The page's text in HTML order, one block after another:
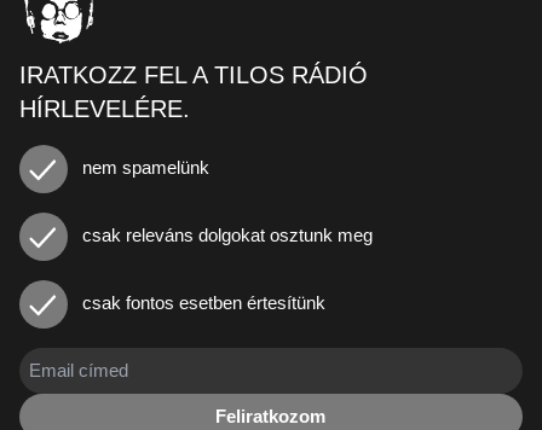
IRATKOZZ FEL A TILOS RÁDIÓ
HÍRLEVELÉRE.
nem spamelünk
csak releváns dolgokat osztunk meg
csak fontos esetben értesítünk
Feliratkozom